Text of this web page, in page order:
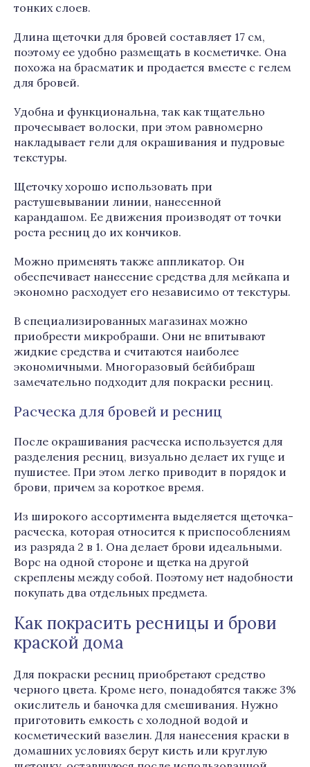
тонких слоев.
Длина щеточки для бровей составляет 17 см,
поэтому ее удобно размещать в косметичке. Она
похожа на брасматик и продается вместе с гелем
для бровей.
Удобна и функциональна, так как тщательно
прочесывает волоски, при этом равномерно
накладывает гели для окрашивания и пудровые
текстуры.
Щеточку хорошо использовать при
растушевывании линии, нанесенной
карандашом. Ее движения производят от точки
роста ресниц до их кончиков.
Можно применять также аппликатор. Он
обеспечивает нанесение средства для мейкапа и
экономно расходует его независимо от текстуры.
В специализированных магазинах можно
приобрести микробраши. Они не впитывают
жидкие средства и считаются наиболее
экономичными. Многоразовый бейбибраш
замечательно подходит для покраски ресниц.
Расческа для бровей и ресниц
После окрашивания расческа используется для
разделения ресниц, визуально делает их гуще и
пушистее. При этом легко приводит в порядок и
брови, причем за короткое время.
Из широкого ассортимента выделяется щеточка-
расческа, которая относится к приспособлениям
из разряда 2 в 1. Она делает брови идеальными.
Ворс на одной стороне и щетка на другой
скреплены между собой. Поэтому нет надобности
покупать два отдельных предмета.
Как покрасить ресницы и брови
краской дома
Для покраски ресниц приобретают средство
черного цвета. Кроме него, понадобятся также 3%
окислитель и баночка для смешивания. Нужно
приготовить емкость с холодной водой и
косметический вазелин. Для нанесения краски в
домашних условиях берут кисть или круглую